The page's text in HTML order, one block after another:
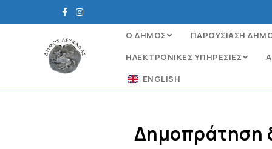
Ο ΔΗΜΟΣ ΠΑΡΟΥΣΙΑΣΗ
ΗΛΕΚΤΡΟΝΙΚΈΣ ΥΠΗΡΕΣΊΕΣ
ENGLISH
Δημοπράτηση